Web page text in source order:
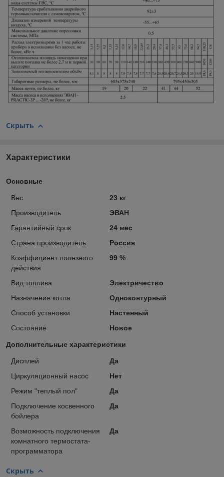
Скрыть
Характеристики
Основные
Вес
23 кг
Производитель
ЭВАН
Гарантийный срок
24 мес
Страна производитель
Россия
Коэффициент полезного
действия
99 %
Вид топлива
Электричество
Назначение котла
Одноконтурный
Способ установки
Настенный
Состояние
Новое
Дополнительные характеристики
Дисплей
Да
Циркуляционный насос
Нет
Режим "теплый пол"
Да
Подключение косвенного
бойлера
Да
Возможность подключения
комнатного термостата-
программатора
Да
Скрыть